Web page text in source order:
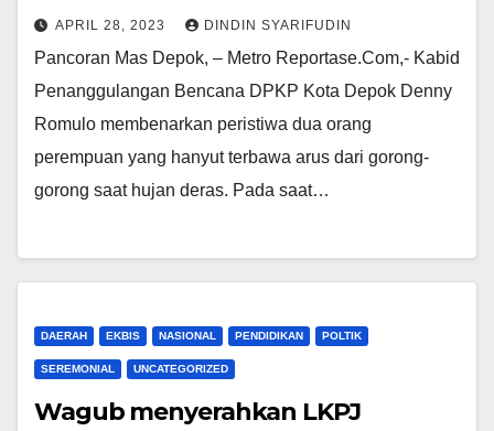
APRIL 28, 2023 DINDIN SYARIFUDIN
Pancoran Mas Depok, – Metro Reportase.Com,- Kabid
Penanggulangan Bencana DPKP Kota Depok Denny
Romulo membenarkan peristiwa dua orang
perempuan yang hanyut terbawa arus dari gorong-
gorong saat hujan deras. Pada saat…
DAERAH EKBIS NASIONAL PENDIDIKAN POLTIK
SEREMONIAL UNCATEGORIZED
Wagub menyerahkan LKPJ